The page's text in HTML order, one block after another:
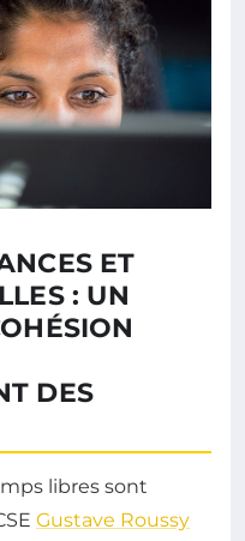
ET
: UN
DES
libres sont
Gustave Roussy